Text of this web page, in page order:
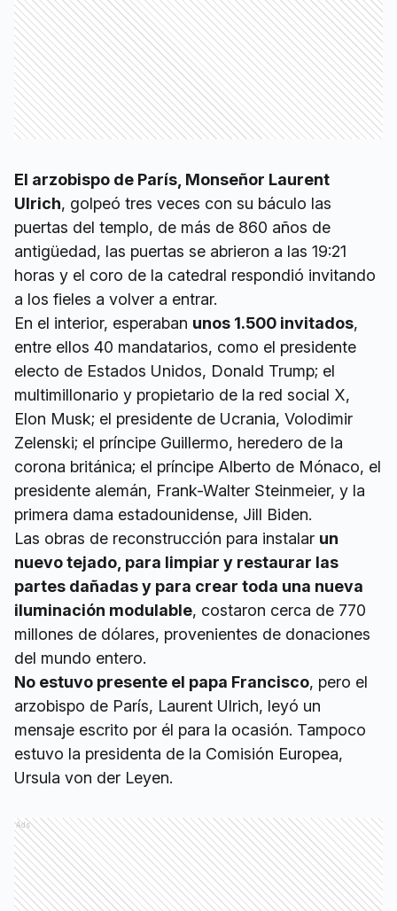
El arzobispo de París, Monseñor Laurent
Ulrich, golpeó tres veces con su báculo las
puertas del templo, de más de 860 años de
antigüedad, las puertas se abrieron a las 19:21
horas y el coro de la catedral respondió invitando
a los fieles a volver a entrar.
En el interior, esperaban unos 1.500 invitados,
entre ellos 40 mandatarios, como el presidente
electo de Estados Unidos, Donald Trump; el
multimillonario y propietario de la red social X,
Elon Musk; el presidente de Ucrania, Volodimir
Zelenski; el príncipe Guillermo, heredero de la
corona británica; el príncipe Alberto de Mónaco, el
presidente alemán, Frank-Walter Steinmeier, y la
primera dama estadounidense, Jill Biden.
Las obras de reconstrucción para instalar un
nuevo tejado, para limpiar y restaurar las
partes dañadas y para crear toda una nueva
iluminación modulable, costaron cerca de 770
millones de dólares, provenientes de donaciones
del mundo entero.
No estuvo presente el papa Francisco, pero el
arzobispo de París, Laurent Ulrich, leyó un
mensaje escrito por él para la ocasión. Tampoco
estuvo la presidenta de la Comisión Europea,
Ursula von der Leyen.
Ads